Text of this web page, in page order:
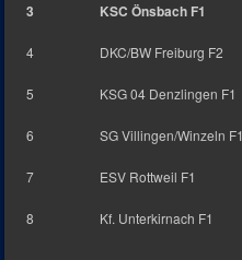
3 KSC Önsbach F1
4 DKC/BW Freiburg F2
5 KSG 04 Denzlingen F1
6 SG Villingen/Winzeln F1
7 ESV Rottweil F1
8 Kf. Unterkirnach F1